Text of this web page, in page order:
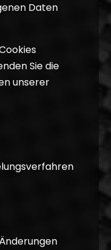
Daten
Sie die
unserer